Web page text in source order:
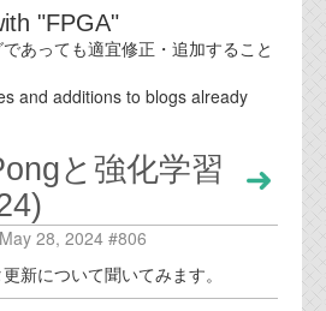
"FPGA"
あっても適宜修正・追加すること
and additions to blogs already
と強化学習
28, 2024 #806
新について聞いてみます。